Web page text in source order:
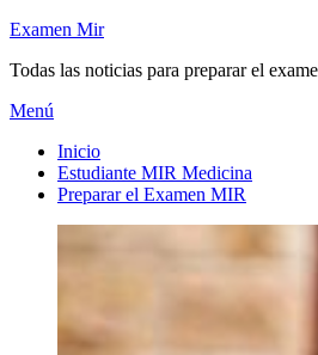
Saltar
contenido
Examen Mir
Todas las noticias para preparar el
Menú
Inicio
Estudiante MIR Medicina
Preparar el Examen MIR